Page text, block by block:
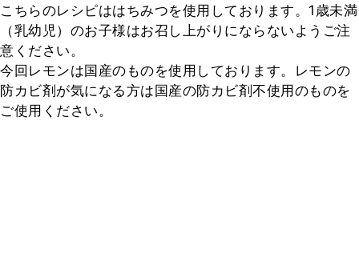
こちらのレシピははちみつを使用しております。1歳未満
（乳幼児）のお子様はお召し上がりにならないようご注
意ください。
今回レモンは国産のものを使用しております。レモンの
防カビ剤が気になる方は国産の防カビ剤不使用のものを
ご使用ください。